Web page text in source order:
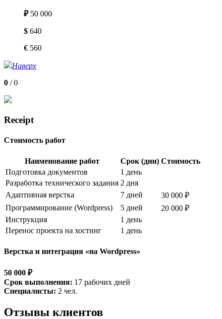
₽50 000
$ 640
€ 560
Наверх
0 /0
Receipt
Стоимость работ
Наименование работ Срок (дни) Стоимость
Подготовка документов
1 день
Разработка технического задания 2 дня
Адаптивная верстка
7 дней
30 000 ₽
Программирование (Wordpress)
5 дней
20 000 ₽
Инструкция
1 день
Перенос проекта на хостинг
1 день
Верстка и интеграция «на Wordpress»
50 000 ₽
Срок выполнения: 17 рабочих дней
Специалисты: 2 чел.
Отзывы клиентов